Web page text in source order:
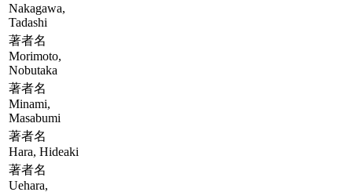
Nakagawa,
Tadashi
著者名
Morimoto,
Nobutaka
著者名
Minami,
Masabumi
著者名
Hara, Hideaki
著者名
Uehara,